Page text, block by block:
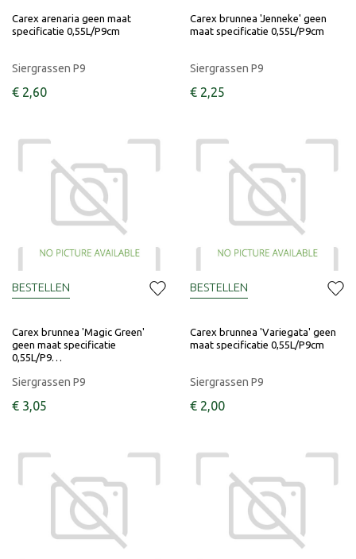
Carex arenaria geen maat
specificatie 0,55L/P9cm
Siergrassen P9
€ 2,60
Carex brunnea 'Jenneke' geen
maat specificatie 0,55L/P9cm
Siergrassen P9
€ 2,25
Carex brunnea 'Magic Green'
geen maat specificatie
0,55L/P9…
Siergrassen P9
€ 3,05
BESTELLEN
Carex brunnea 'Variegata' geen
maat specificatie 0,55L/P9cm
Siergrassen P9
€ 2,00
BESTELLEN